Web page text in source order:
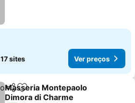
17 sites Ver preços
PartilharAdicionar aos favoritos
Masseria Montepaolo
Dimora di Charme